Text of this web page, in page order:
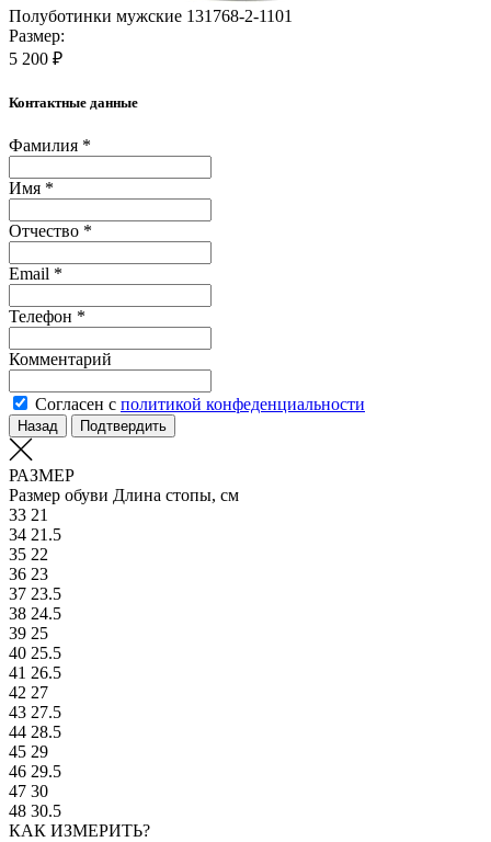
Полуботинки мужские 131768-2-1101
Размер:
5 200 ₽
Контактные данные
Фамилия *
Имя *
Отчество *
Email *
Телефон *
Комментарий
Согласен с политикой конфеденциальности
Назад Подтвердить
РАЗМЕР
Размер обуви Длина стопы, см
33 21
34 21.5
35 22
36 23
37 23.5
38 24.5
39 25
40 25.5
41 26.5
42 27
43 27.5
44 28.5
45 29
46 29.5
47 30
48 30.5
КАК ИЗМЕРИТЬ?